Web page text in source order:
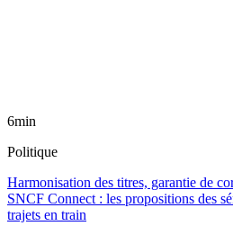
6min
Politique
Harmonisation des titres, garantie de
SNCF Connect : les propositions des
trajets en train